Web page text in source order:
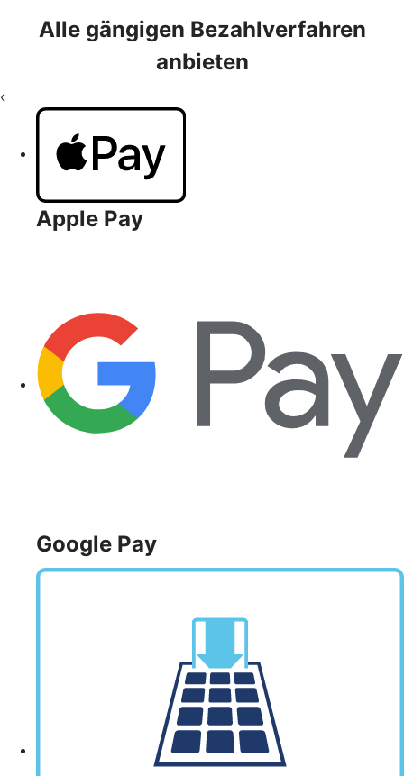
Alle gängigen Bezahlverfahren
anbieten
‹
Apple Pay
Google Pay